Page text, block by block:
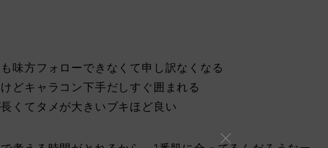
味方フォローできなくて申し訳なくなる
どキャラコン下手だしすぐ囲まれる
くてタメが大きいブキほど良い